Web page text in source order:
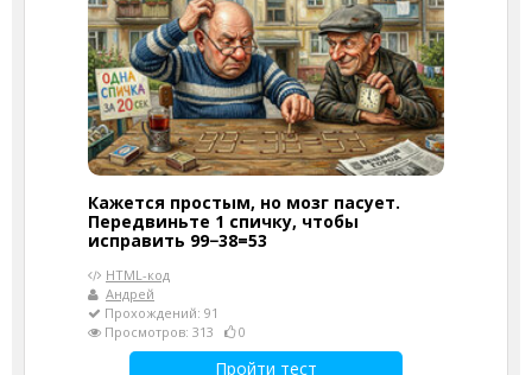
Кажется простым, но мозг пасует.
Передвиньте 1 спичку, чтобы
исправить 99−38=53
HTML-код
Андрей
Прохождений: 91
Просмотров: 313
0
Пройти тест